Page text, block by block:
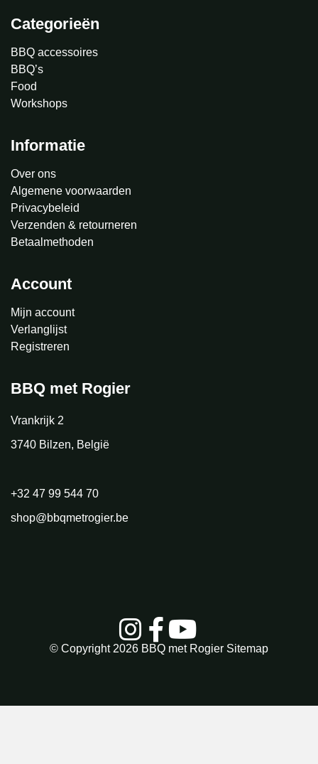
Categorieën
BBQ accessoires
BBQ’s
Food
Workshops
Informatie
Over ons
Algemene voorwaarden
Privacybeleid
Verzenden & retourneren
Betaalmethoden
Account
Mijn account
Verlanglijst
Registreren
BBQ met Rogier
Vrankrijk 2
3740 Bilzen, België
+32 47 99 544 70
shop@bbqmetrogier.be
© Copyright 2026 BBQ met Rogier Sitemap